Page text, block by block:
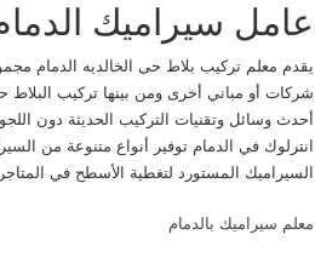
عامل سيراميك
يقدم معلم تركيب بلاط حى الخالديه الدمام
شركات أو مباني أخرى ومن بينها تركيب البلاط
أحدث وسائل وتقنيات التركيب الحديثة دون
انترلوك في الدمام توفير أنواع متنوعة من
السيراميك المستورد لتغطية الأسطح في
معلم سيراميك بالدمام